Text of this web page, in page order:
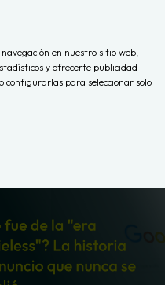
en nuestro sitio web,
y ofrecerte publicidad
configurarlas para seleccionar solo